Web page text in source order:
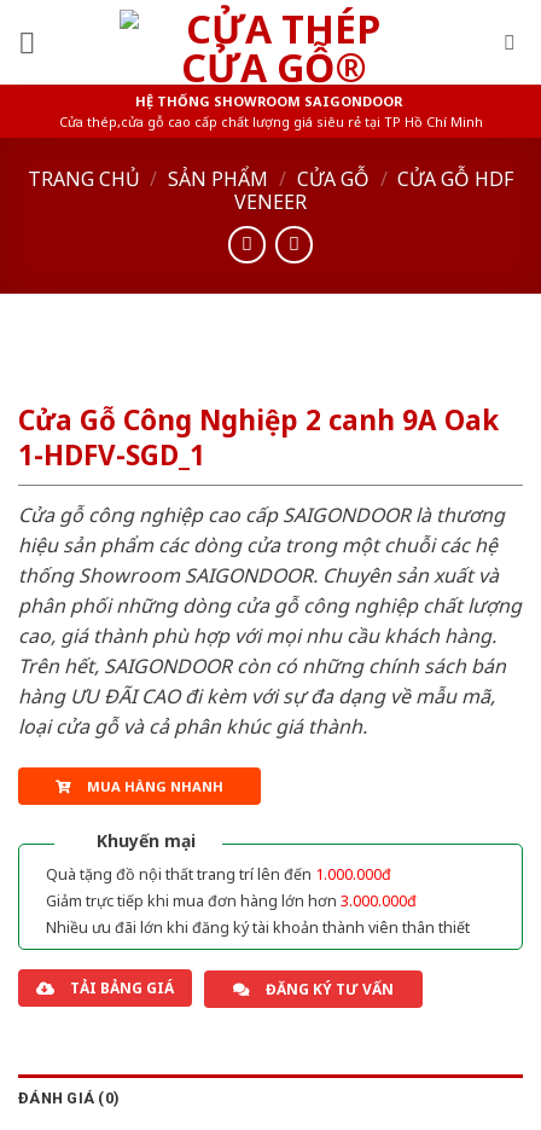
HỆ THỐNG SHOWROOM SAIGONDOOR
Cửa thép,cửa gỗ cao cấp chất lượng giá siêu rẻ tại TP Hồ Chí Minh
TRANG CHỦ / SẢN PHẨM / CỬA GỖ / CỬA GỖ HDF
VENEER
Cửa Gỗ Công Nghiệp 2 canh 9A Oak
1-HDFV-SGD_1
Cửa gỗ công nghiệp cao cấp SAIGONDOOR là thương
hiệu sản phẩm các dòng cửa trong một chuỗi các hệ
thống Showroom SAIGONDOOR. Chuyên sản xuất và
phân phối những dòng cửa gỗ công nghiệp chất lượng
cao, giá thành phù hợp với mọi nhu cầu khách hàng.
Trên hết, SAIGONDOOR còn có những chính sách bán
hàng ƯU ĐÃI CAO đi kèm với sự đa dạng về mẫu mã,
loại cửa gỗ và cả phân khúc giá thành.
MUA HÀNG NHANH
Khuyến mại
Quà tặng đồ nội thất trang trí lên đến 1.000.000đ
Giảm trực tiếp khi mua đơn hàng lớn hơn 3.000.000đ
Nhiều ưu đãi lớn khi đăng ký tài khoản thành viên thân thiết
TẢI BẢNG GIÁ ĐĂNG KÝ TƯ VẤN
ĐÁNH GIÁ (0)